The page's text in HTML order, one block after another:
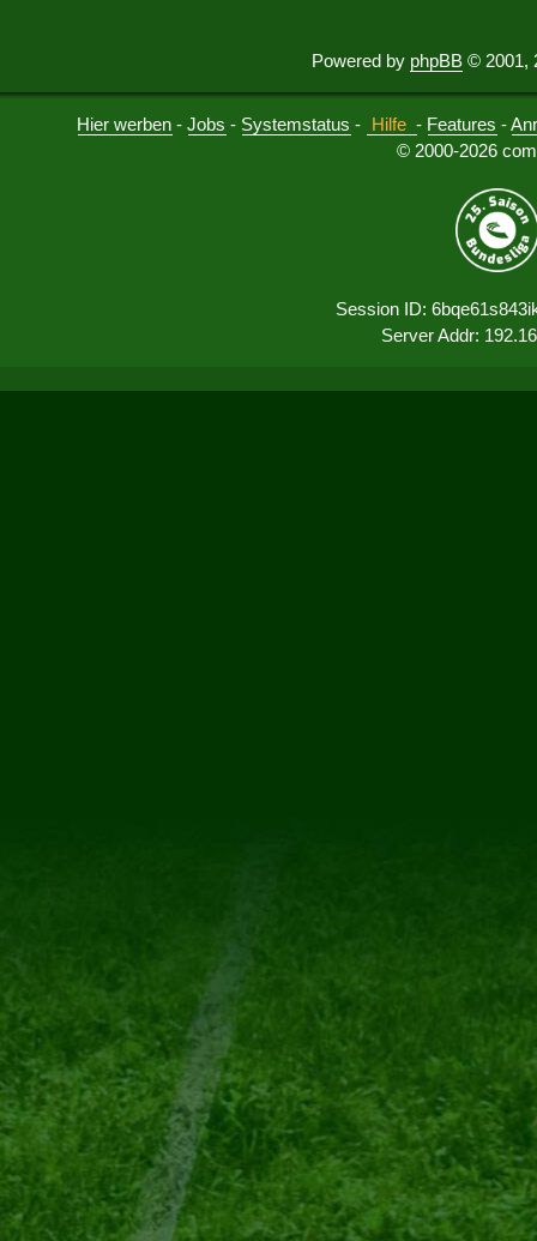
Powered by phpBB © 2001,
Hier werben -Jobs - Systemstatus - Hilfe - Features -
© 2000-2026
Session ID:
Server Addr: